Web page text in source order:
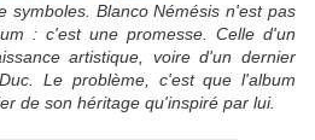
symboles. Blanco Némésis n'est pas
: c'est une promesse. Celle d'un
artistique, voire d'un dernier
Le problème, c'est que l'album
de son héritage qu'inspiré par lui.